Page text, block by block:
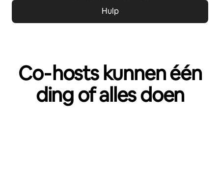
Hulp
Co‑hosts kunnen één
ding of alles doen